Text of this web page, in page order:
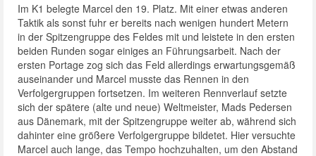
Im K1 belegte Marcel den 19. Platz. Mit einer etwas anderen
Taktik als sonst fuhr er bereits nach wenigen hundert Metern
in der Spitzengruppe des Feldes mit und leistete in den ersten
beiden Runden sogar einiges an Führungsarbeit. Nach der
ersten Portage zog sich das Feld allerdings erwartungsgemäß
auseinander und Marcel musste das Rennen in den
Verfolgergruppen fortsetzen. Im weiteren Rennverlauf setzte
sich der spätere (alte und neue) Weltmeister, Mads Pedersen
aus Dänemark, mit der Spitzengruppe weiter ab, während sich
dahinter eine größere Verfolgergruppe bildetet. Hier versuchte
Marcel auch lange, das Tempo hochzuhalten, um den Abstand